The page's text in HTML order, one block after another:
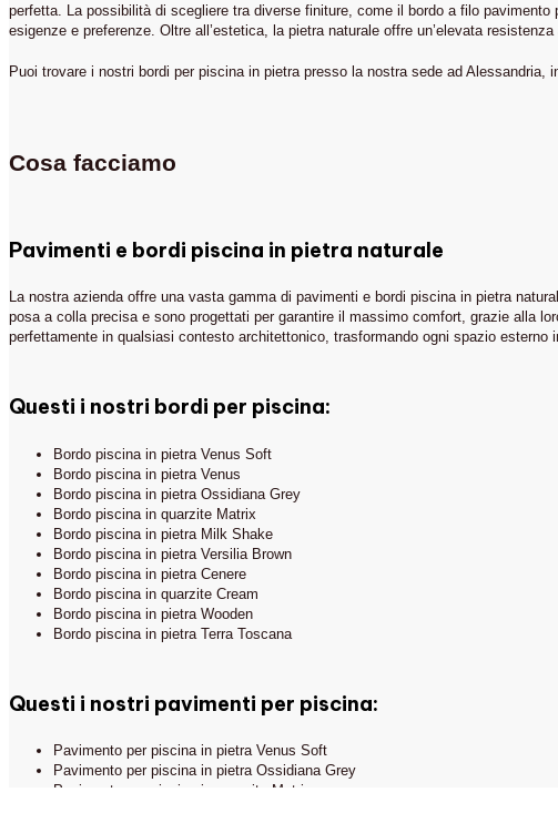
perfetta. La possibilità di scegliere tra diverse finiture, come il bordo a filo
esigenze e preferenze. Oltre all’estetica, la pietra naturale offre un’elevata
Puoi trovare i nostri bordi per piscina in pietra presso la nostra sede ad Alessandria,
Cosa facciamo
Pavimenti e bordi piscina in pietra naturale
La nostra azienda offre una vasta gamma di pavimenti e bordi piscina in pietra
posa a colla precisa e sono progettati per garantire il massimo comfort, grazie alla
perfettamente in qualsiasi contesto architettonico, trasformando ogni spazio esterno
Questi i nostri bordi per piscina:
Bordo piscina in pietra Venus Soft
Bordo piscina in pietra Venus
Bordo piscina in pietra Ossidiana Grey
Bordo piscina in quarzite Matrix
Bordo piscina in pietra Milk Shake
Bordo piscina in pietra Versilia Brown
Bordo piscina in pietra Cenere
Bordo piscina in quarzite Cream
Bordo piscina in pietra Wooden
Bordo piscina in pietra Terra Toscana
Questi i nostri pavimenti per piscina:
Pavimento per piscina in pietra Venus Soft
Pavimento per piscina in pietra Ossidiana Grey
Pavimento per piscina in quarzite Matrix
Show Room e Ufficio
via Pietro Isola, 3
15067 Novi Ligure (AL)
IN EVIDENZA
Giardino
CHI
Privacy Policy - Cookie Policy - Note legali Contattaci